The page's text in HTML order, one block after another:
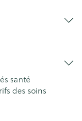
santé
des soins